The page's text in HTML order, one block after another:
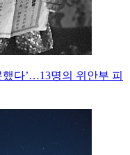
다’…13명의 위안부 피